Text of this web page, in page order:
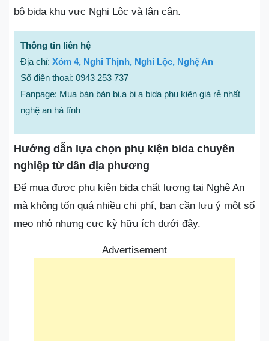
bộ bida khu vực Nghi Lộc và lân cận.
Thông tin liên hệ
Địa chỉ: Xóm 4, Nghi Thịnh, Nghi Lộc, Nghệ An
Số điện thoại: 0943 253 737
Fanpage: Mua bán bàn bi.a bi a bida phụ kiện giá rẻ nhất
nghệ an hà tĩnh
Hướng dẫn lựa chọn phụ kiện bida chuyên
nghiệp từ dân địa phương
Để mua được phụ kiện bida chất lượng tại Nghệ An
mà không tốn quá nhiều chi phí, bạn cần lưu ý một số
mẹo nhỏ nhưng cực kỳ hữu ích dưới đây.
Advertisement